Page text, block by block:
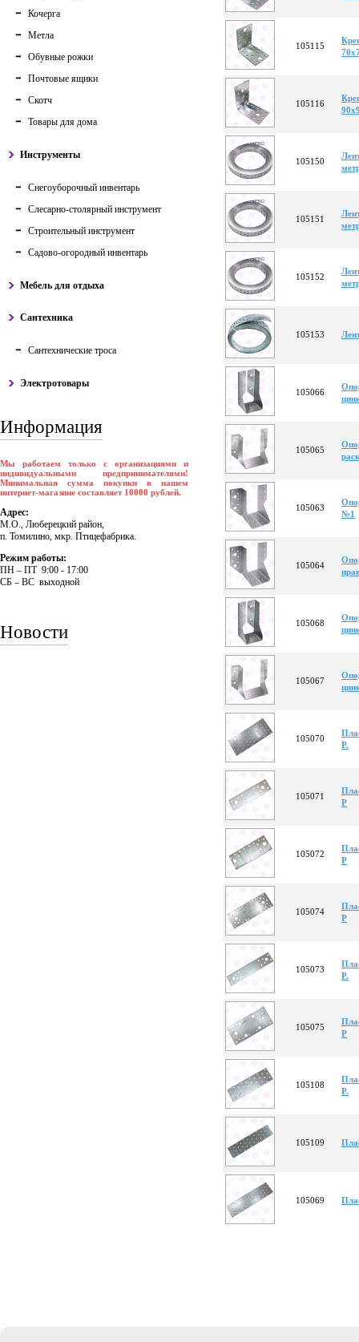
Кочерга
Метла
Обувные рожки
Почтовые ящики
Скотч
Товары для дома
Инструменты
Снегоуборочный инвентарь
Слесарно-столярный инструмент
Строительный инструмент
Садово-огородный инвентарь
Мебель для отдыха
Сантехника
Сантехнические троса
Электротовары
Информация
Мы работаем только с организациями и
индивидуальными предпринимателями!
Минимальная сумма покупки в нашем
интернет-магазине составляет 10000 рублей.
Адрес:
М.О., Люберецкий район,
п. Томилино, мкр. Птицефабрика.
Режим работы:
ПH – ПT 9:00 - 17:00
CБ – BC выходной
Новости
105115
105116
105150
105151
105152
105153
105066
105065
105063
№1
105064
105068
105067
105070
Р.
105071
Р
105072
Р
105074
Р
105073
Р.
105075
Р
105108
Р.
105109
105069